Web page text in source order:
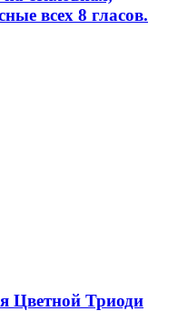
всех 8 гласов.
Цветной Триоди